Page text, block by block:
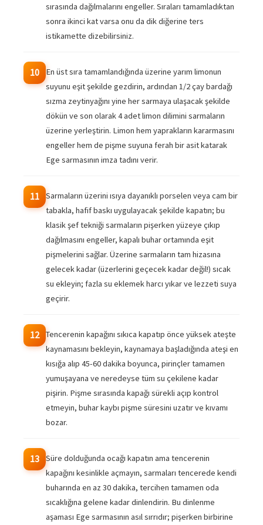
sırasında dağılmalarını engeller. Sıraları tamamladıktan
sonra ikinci kat varsa onu da dik diğerine ters
istikamette dizebilirsiniz.
10
En üst sıra tamamlandığında üzerine yarım limonun
suyunu eşit şekilde gezdirin, ardından 1/2 çay bardağı
sızma zeytinyağını yine her sarmaya ulaşacak şekilde
dökün ve son olarak 4 adet limon dilimini sarmaların
üzerine yerleştirin. Limon hem yaprakların kararmasını
engeller hem de pişme suyuna ferah bir asit katarak
Ege sarmasının imza tadını verir.
11
Sarmaların üzerini ısıya dayanıklı porselen veya cam bir
tabakla, hafif baskı uygulayacak şekilde kapatın; bu
klasik şef tekniği sarmaların pişerken yüzeye çıkıp
dağılmasını engeller, kapalı buhar ortamında eşit
pişmelerini sağlar. Üzerine sarmaların tam hizasına
gelecek kadar (üzerlerini geçecek kadar değil!) sıcak
su ekleyin; fazla su eklemek harcı yıkar ve lezzeti suya
geçirir.
12
Tencerenin kapağını sıkıca kapatıp önce yüksek ateşte
kaynamasını bekleyin, kaynamaya başladığında ateşi en
kısığa alıp 45-60 dakika boyunca, pirinçler tamamen
yumuşayana ve neredeyse tüm su çekilene kadar
pişirin. Pişme sırasında kapağı sürekli açıp kontrol
etmeyin, buhar kaybı pişme süresini uzatır ve kıvamı
bozar.
13
Süre dolduğunda ocağı kapatın ama tencerenin
kapağını kesinlikle açmayın, sarmaları tencerede kendi
buharında en az 30 dakika, tercihen tamamen oda
sıcaklığına gelene kadar dinlendirin. Bu dinlenme
aşaması Ege sarmasının asıl sırrıdır; pişerken birbirine